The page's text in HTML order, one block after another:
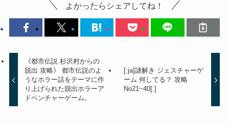
よかったらシェアしてね！
《都市伝説 杉沢村からの
脱出 攻略》 都市伝説のよ
うなホラー話をテーマに作
り上げられた脱出ホラーア
ドベンチャーゲーム。
[:ja]謎解き ジェスチャーゲ
ーム 何してる？ 攻略
No21~40[:]